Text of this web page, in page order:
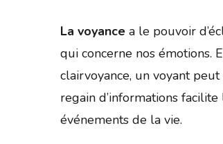
La voyance a le pouvoir
qui concerne nos émotions.
clairvoyance, un voyant
regain d’informations
événements de la vie.